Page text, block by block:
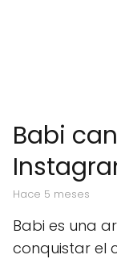
Babi
hace 5 meses
Babi es una
conquistar el